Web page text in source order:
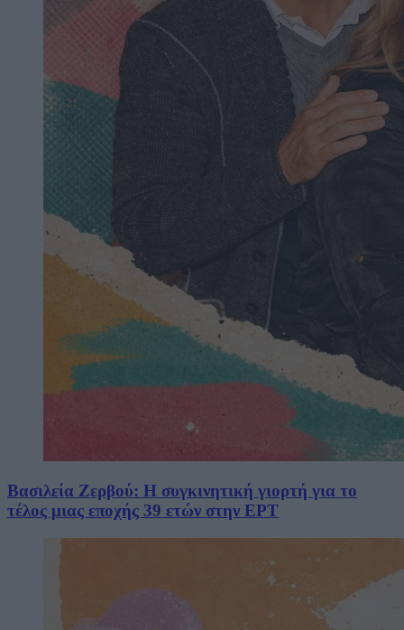
Βασιλεία Ζερβού: Η συγκινητική γιορτή για το
τέλος μιας εποχής 39 ετών στην ΕΡΤ